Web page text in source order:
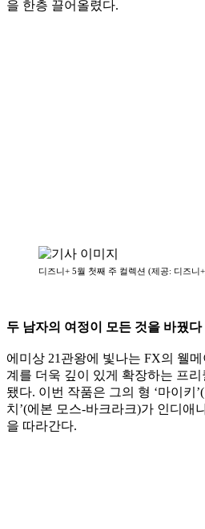
을 한층 끌어올렸다.
디즈니+ 5월 첫째 주 컬렉션 (제공: 디즈니
두 남자의 여정이 모든 것을 바꿨다
에미상 21관왕에 빛나는 FX의 웰메
계를 더욱 깊이 있게 확장하는 프리
됐다. 이번 작품은 그의 형 ‘마이키
치’(에본 모스-바크라크)가 인디애
을 따라간다.